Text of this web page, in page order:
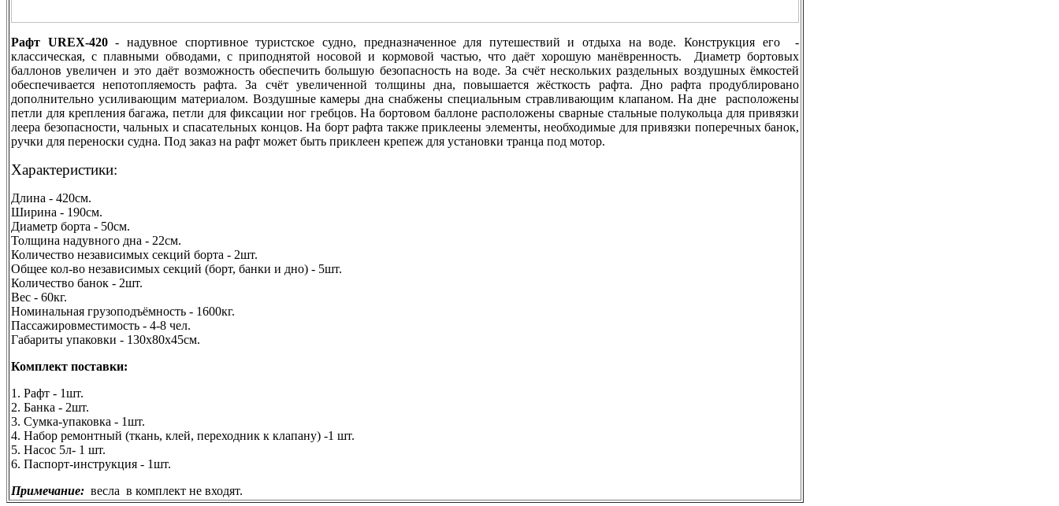
Рафт UREX-420 - надувное спортивное туристское судно, предназначенное для путешествий и отдыха на воде.Конструкция его -
классическая, с плавными обводами, с приподнятой носовой и кормовой частью, что даёт хорошую манёвренность. Диаметр бортовых
баллонов увеличен и это даёт возможность обеспечить большую безопасность на воде. За счёт нескольких раздельных воздушных ёмкостей
обеспечивается непотопляемость рафта. За счёт увеличенной толщины дна, повышается жёсткость рафта. Дно рафта продублировано
дополнительно усиливающим материалом. Воздушные камеры дна снабжены специальным стравливающим клапаном. На дне расположены
петли для крепления багажа, петли для фиксации ног гребцов.На бортовом баллоне расположены сварные стальные полукольца для привязки
леера безопасности, чальных и спасательных концов. На борт рафта также приклеены элементы, необходимые для привязки поперечных банок,
ручки для переноски судна. Под заказ на рафт может быть приклеен крепеж для установки транца под мотор.
Характеристики:
Длина - 420см.
Ширина - 190см.
Диаметр борта - 50см.
Толщина надувного дна - 22см.
Количество независимых секций борта - 2шт.
Общее кол-во независимых секций (борт, банки и дно) - 5шт.
Количество банок - 2шт.
Вес - 60кг.
Номинальная грузоподъёмность - 1600кг.
Пассажировместимость - 4-8 чел.
Габариты упаковки - 130х80х45см.
Комплект поставки:
1. Рафт - 1шт.
2. Банка - 2шт.
3. Сумка-упаковка - 1шт.
4. Набор ремонтный (ткань, клей, переходник к клапану) -1 шт.
5. Насос 5л- 1 шт.
6. Паспорт-инструкция - 1шт.
Примечание: весла в комплект не входят.